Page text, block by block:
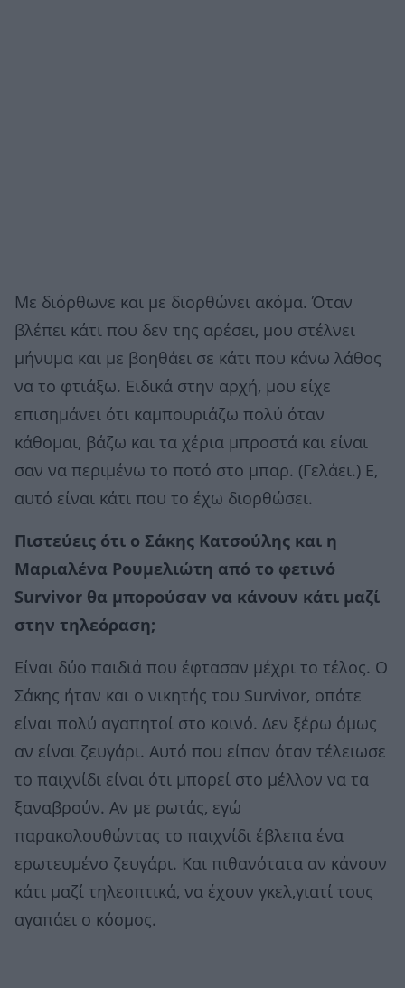
Με διόρθωνε και με διορθώνει ακόμα. Όταν
βλέπει κάτι που δεν της αρέσει, μου στέλνει
μήνυμα και με βοηθάει σε κάτι που κάνω λάθος
να το φτιάξω. Ειδικά στην αρχή, μου είχε
επισημάνει ότι καμπουριάζω πολύ όταν
κάθομαι, βάζω και τα χέρια μπροστά και είναι
σαν να περιμένω το ποτό στο μπαρ. (Γελάει.) Ε,
αυτό είναι κάτι που το έχω διορθώσει.
Πιστεύεις ότι ο Σάκης Κατσούλης και η
Μαριαλένα Ρουμελιώτη από το φετινό
Survivor θα μπορούσαν να κάνουν κάτι μαζί
στην τηλεόραση;
Είναι δύο παιδιά που έφτασαν μέχρι το τέλος. Ο
Σάκης ήταν και ο νικητής του Survivor, οπότε
είναι πολύ αγαπητοί στο κοινό. Δεν ξέρω όμως
αν είναι ζευγάρι. Αυτό που είπαν όταν τέλειωσε
το παιχνίδι είναι ότι μπορεί στο μέλλον να τα
ξαναβρούν. Αν με ρωτάς, εγώ
παρακολουθώντας το παιχνίδι έβλεπα ένα
ερωτευμένο ζευγάρι. Και πιθανότατα αν κάνουν
κάτι μαζί τηλεοπτικά, να έχουν γκελ,γιατί τους
αγαπάει ο κόσμος.